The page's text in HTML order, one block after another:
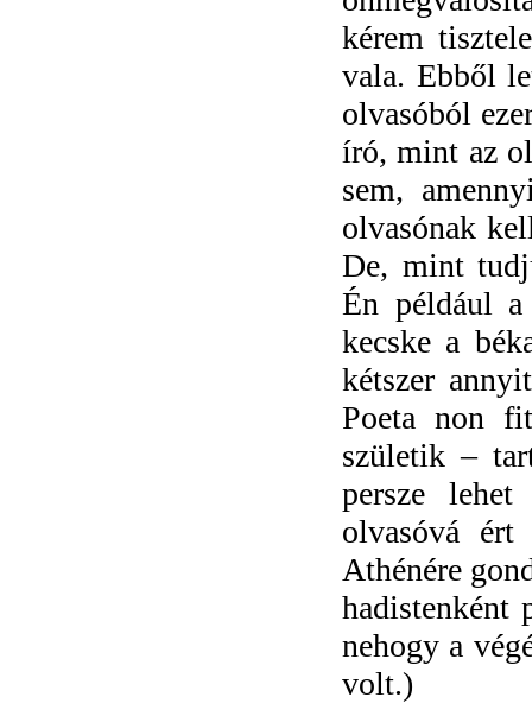
kérem
vala. Ebből
olvasóból
író, mint az
sem,
olvasónak
De, mint
Én például
kecske a
kétszer
Poeta non
születik –
persze
olvasóvá
Athénére
hadistenként
nehogy a
volt.)